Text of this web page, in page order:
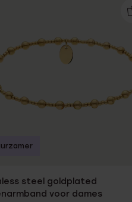
steel goldplated
voor dames